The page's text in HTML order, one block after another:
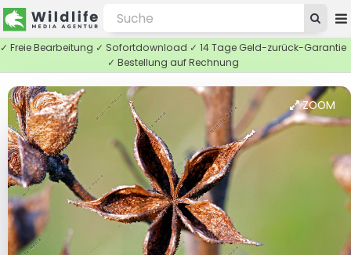
✓ Freie Bearbeitung ✓ Sofortdownload ✓ 14 Tage Geld-zurück-Garantie
✓ Bestellung auf Rechnung
ZOOM